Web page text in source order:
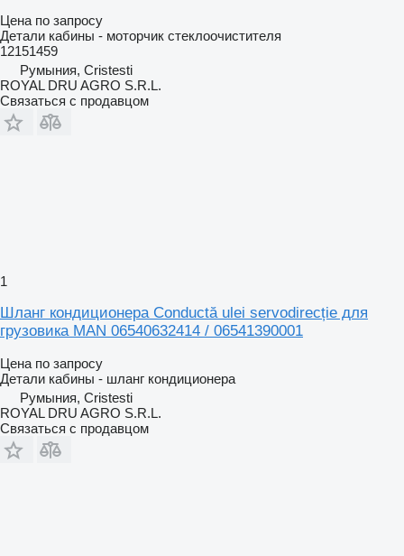
Цена по запросу
Детали кабины - моторчик стеклоочистителя
12151459
Румыния, Cristesti
ROYAL DRU AGRO S.R.L.
Связаться с продавцом
1
Шланг кондиционера Conductă ulei servodirecție для
грузовика MAN 06540632414 / 06541390001
Цена по запросу
Детали кабины - шланг кондиционера
Румыния, Cristesti
ROYAL DRU AGRO S.R.L.
Связаться с продавцом